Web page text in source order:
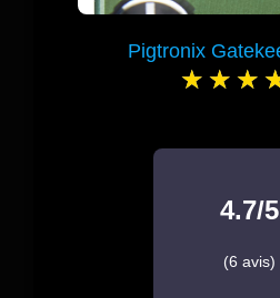
Pigtronix
4.7/5
(6 avis)